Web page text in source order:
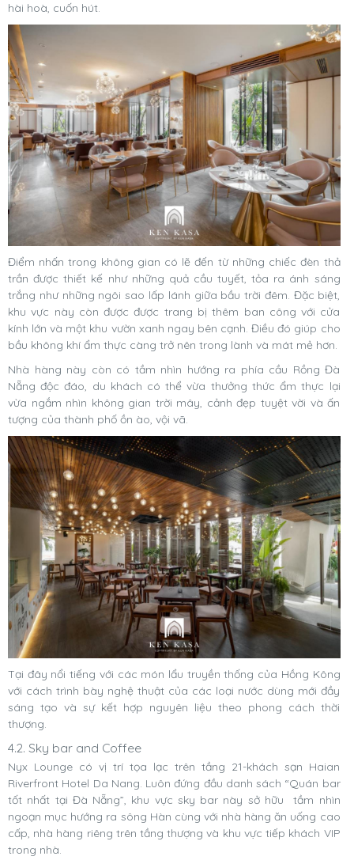
hài hoà, cuốn hút.
Điểm nhấn trong không gian có lẽ đến từ những chiếc đèn thả
trần được thiết kế như những quả cầu tuyết, tỏa ra ánh sáng
trắng như những ngôi sao lấp lánh giữa bầu trời đêm. Đặc biệt,
khu vực này còn được được trang bị thêm ban công với cửa
kính lớn và một khu vườn xanh ngay bên cạnh. Điều đó giúp cho
bầu không khí ẩm thực càng trở nên trong lành và mát mẻ hơn.
Nhà hàng này còn có tầm nhìn hướng ra phía cầu Rồng Đà
Nẵng độc đáo, du khách có thể vừa thưởng thức ẩm thực lại
vừa ngắm nhìn không gian trời mây, cảnh đẹp tuyệt vời và ấn
tượng của thành phố ồn ào, vội vã.
Tại đây nổi tiếng với các món lẩu truyền thống của Hồng Kông
với cách trình bày nghệ thuật của các loại nước dùng mới đầy
sáng tạo và sự kết hợp nguyên liệu theo phong cách thời
thượng.
4.2. Sky bar and Coffee
Nyx Lounge có vị trí tọa lạc trên tầng 21-khách sạn Haian
Riverfront Hotel Da Nang. Luôn đứng đầu danh sách “Quán bar
tốt nhất tại Đà Nẵng”, khu vực sky bar này sở hữu tầm nhìn
ngoạn mục hướng ra sông Hàn cùng với nhà hàng ăn uống cao
cấp, nhà hàng riêng trên tầng thượng và khu vực tiếp khách VIP
trong nhà.